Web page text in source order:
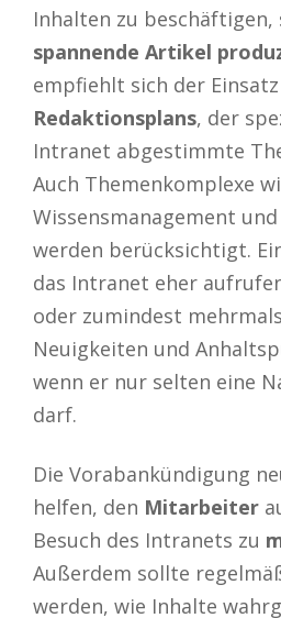
Inhalten zu beschäftigen,
spannende Artikel
empfiehlt sich der
Redaktionsplans, der
Intranet abgestimmte
Auch Themenkomplexe
Wissensmanagement
werden berücksichtigt.
das Intranet eher
oder zumindest
Neuigkeiten und
wenn er nur selten eine
darf.
Die Vorabankündigung
helfen, den Mitarbeiter
Besuch des Intranets zu
Außerdem sollte
werden, wie Inhalte